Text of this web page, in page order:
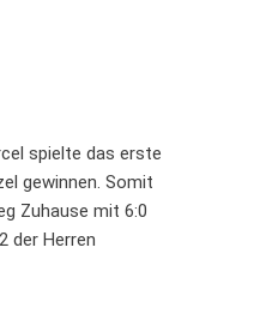
spielte das erste
gewinnen. Somit
Zuhause mit 6:0
der Herren